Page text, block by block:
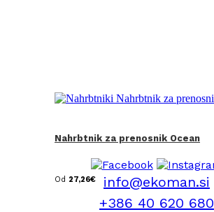
Nahrbtnik za prenosnik Ocean
Od 27,26€
info@ekoman.si
+386 40 620 680